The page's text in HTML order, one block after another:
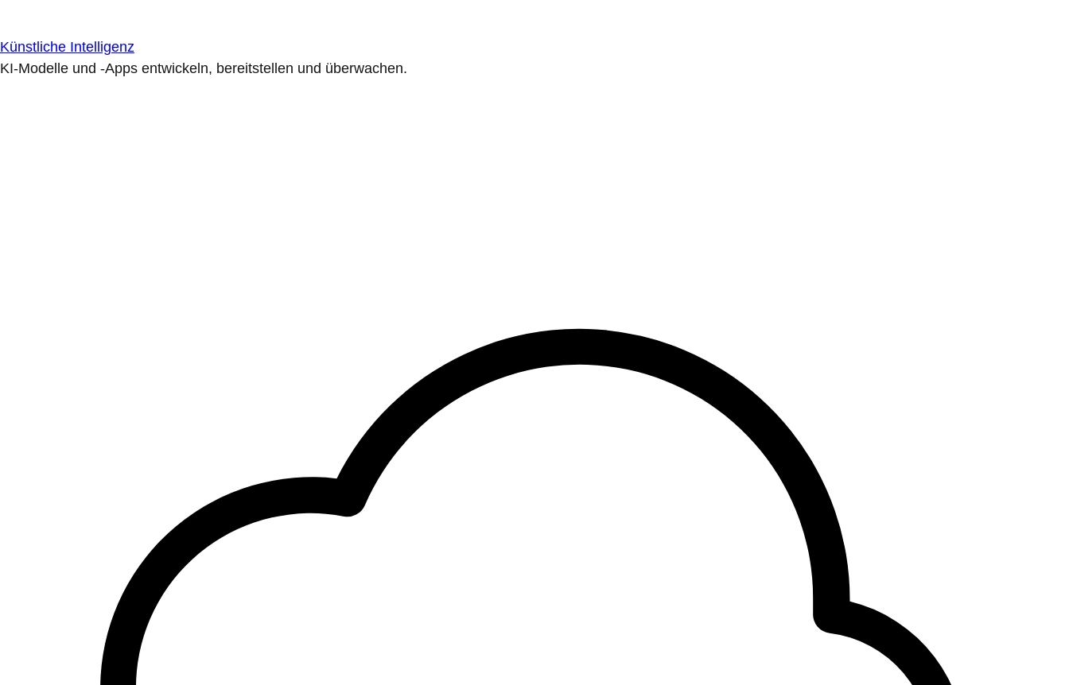
Künstliche Intelligenz
KI-Modelle und -Apps entwickeln, bereitstellen und überwachen.